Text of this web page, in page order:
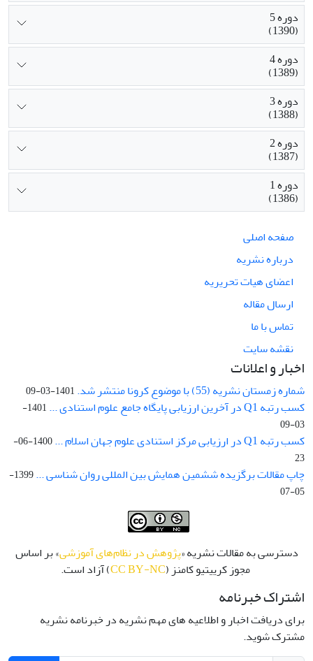
دوره 5
(1390)
دوره 4
(1389)
دوره 3
(1388)
دوره 2
(1387)
دوره 1
(1386)
صفحه اصلی
درباره نشریه
اعضای هیات تحریریه
ارسال مقاله
تماس با ما
نقشه سایت
اخبار و اعلانات
شماره زمستان نشریه (55) با موضوع کرونا منتشر شد. 1401-03-09
کسب رتبه Q1 در آخرین ارزیابی پایگاه جامع علوم استنادی ...
1401-
03-09
کسب رتبه Q1 در ارزیابی مرکز استنادی علوم جهان اسلام ...
1400-06-
23
چاپ مقالات برگزیده ششمین همایش بین المللی روان شناسی ...
1399-
05-07
دسترسی به مقالات نشریه «پژوهش در نظام‌های آموزشی» بر اساس
مجوز کرییتیو کامنز (CC BY-NC) آزاد است.
اشتراک خبرنامه
برای دریافت اخبار و اطلاعیه های مهم نشریه در خبرنامه نشریه
مشترک شوید.